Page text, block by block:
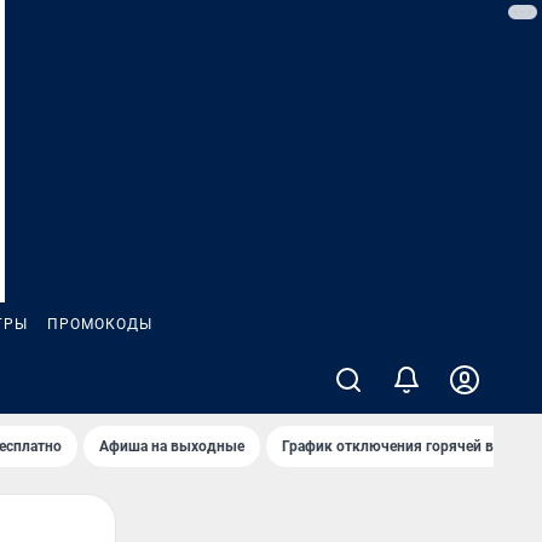
ПРОМОКОДЫ
Афиша на выходные График отключения горячей воды в